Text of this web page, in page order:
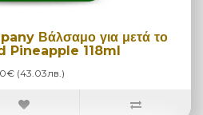
Βάλσαμο για μετά το
Pineapple 118ml
(43.03лв.)